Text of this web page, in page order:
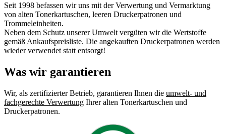
Seit 1998 befassen wir uns mit der Verwertung und Vermarktung
von alten Tonerkartuschen, leeren Druckerpatronen und
Trommeleinheiten.
Neben dem Schutz unserer Umwelt vergüten wir die Wertstoffe
gemäß Ankaufspreisliste. Die angekauften Druckerpatronen werden
wieder verwendet statt entsorgt!
Was wir garantieren
Wir, als zertifizierter Betrieb, garantieren Ihnen die umwelt- und
fachgerechte Verwertung Ihrer alten Tonerkartuschen und
Druckerpatronen.